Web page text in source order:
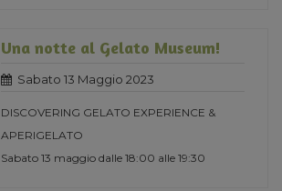
Una notte al Gelato Museum!
Sabato 13 Maggio 2023
DISCOVERING GELATO EXPERIENCE &
APERIGELATO
Sabato 13 maggio dalle 18:00 alle 19:30